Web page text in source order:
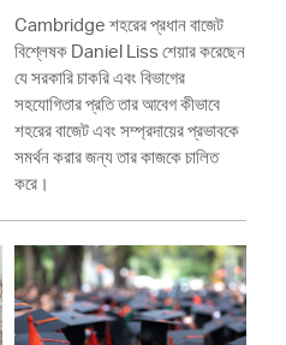
Cambridge শহরের প্রধান বাজেট
বিশ্লেষক Daniel Liss শেয়ার করেছেন
যে সরকারি চাকরি এবং বিভাগের
সহযোগিতার প্রতি তার আবেগ কীভাবে
শহরের বাজেট এবং সম্প্রদায়ের প্রভাবকে
সমর্থন করার জন্য তার কাজকে চালিত
করে।